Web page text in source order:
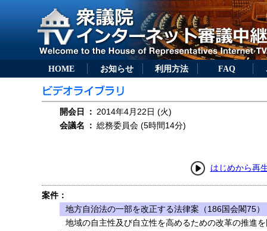
HOME お知らせ 利用方法 FAQ
開会日 ： 2014年4月22日 (火)
会議名
： 総務委員会 (5時間14分)
はじめから再
案件：
地方自治法の一部を改正する法律案（186国会閣75）
地域の自主性及び自立性を高めるための改革の推進